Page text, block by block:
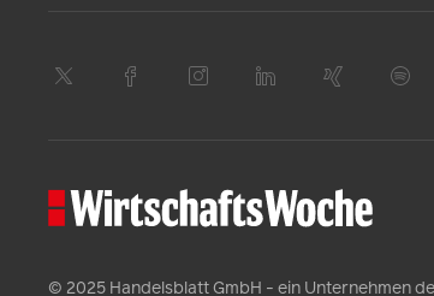
© 2025 Handelsblatt GmbH - ein Unternehmen